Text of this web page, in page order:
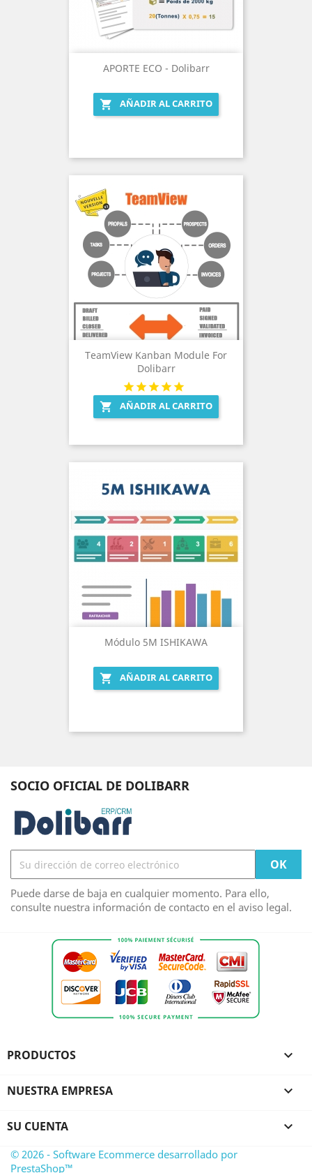
APORTE ECO - Dolibarr
 AÑADIR AL CARRITO
TeamView Kanban Module For
Dolibarr
 AÑADIR AL CARRITO
Módulo 5M ISHIKAWA
 AÑADIR AL CARRITO
SOCIO OFICIAL DE DOLIBARR
Puede darse de baja en cualquier momento. Para ello,
consulte nuestra información de contacto en el aviso legal.
PRODUCTOS 
NUESTRA EMPRESA 
SU CUENTA 
© 2026 - Software Ecommerce desarrollado por
PrestaShop™